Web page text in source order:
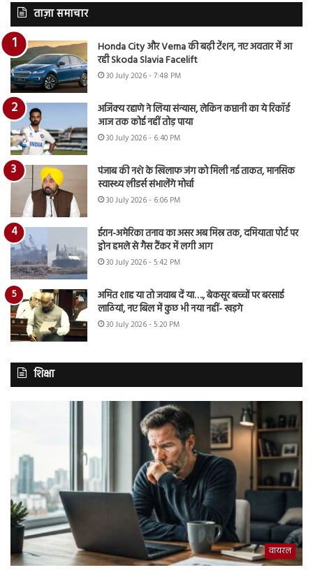
ताज़ा समाचार
Honda City और Verna की बढ़ी टेंशन, नए अवतार में आ
रही Skoda Slavia Facelift
30 July 2026 - 7:48 PM
अजिंक्य रहाणे ने लिया संन्यास, लेकिन कप्तानी का ये रिकॉर्ड
आज तक कोई नहीं तोड़ पाया
30 July 2026 - 6:40 PM
पंजाब की नशे के खिलाफ जंग को मिली नई ताकत, मानसिक
स्वास्थ्य लीडर्स संभालेंगे मोर्चा
30 July 2026 - 6:06 PM
ईरान-अमेरिका तनाव का असर अब मिस्र तक, दमियाता पोर्ट पर
ड्रोन हमले से गैस टैंकर में लगी आग
30 July 2026 - 5:42 PM
अमित शाह या तो जवाब दें या…., बेकसूर बच्चों पर बरसाई
लाठियां, नए बिल में कुछ भी नया नहीं- खड़गे
30 July 2026 - 5:20 PM
शिक्षा
वायरल